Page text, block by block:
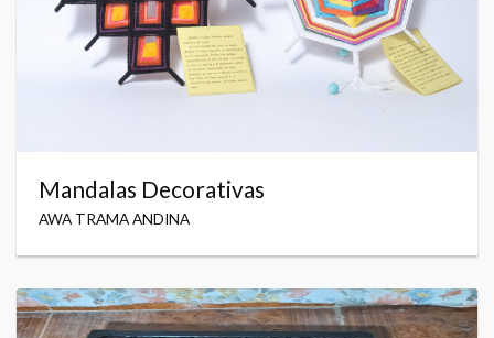
Mandalas Decorativas
AWA TRAMA ANDINA